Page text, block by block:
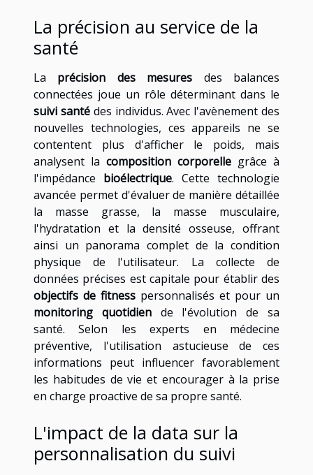
La précision au service de la
santé
La précision des mesures des balances
connectées joue un rôle déterminant dans le
suivi santédes individus. Avec l'avènement des
nouvelles technologies, ces appareils ne se
contentent plus d'afficher le poids, mais
analysent la composition corporelle grâce à
l'impédance bioélectrique. Cette technologie
avancée permet d'évaluer de manière détaillée
la masse grasse, la masse musculaire,
l'hydratation et la densité osseuse, offrant
ainsi un panorama complet de la condition
physique de l'utilisateur. La collecte de
données précises est capitale pour établir des
objectifs de fitness personnalisés et pour un
monitoring quotidiende l'évolution de sa
santé. Selon les experts en médecine
préventive, l'utilisation astucieuse de ces
informations peut influencer favorablement
les habitudes de vie et encourager à la prise
en charge proactive de sa propre santé.
L'impact de la data sur la
personnalisation du suivi